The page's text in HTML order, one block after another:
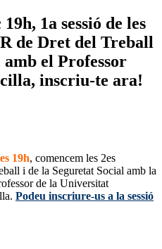
1a sessió de les
de Dret del Treball
el Professor
inscriu-te ara!
19h, comencem les 2es
i de la Seguretat Social amb la
de la Universitat
Podeu inscriure-us a la sessió